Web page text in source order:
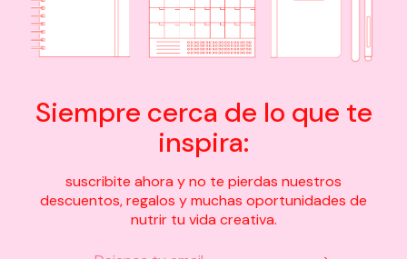
Siempre cerca de lo que te
inspira:
suscribite ahora y no te pierdas nuestros
descuentos, regalos y muchas oportunidades de
nutrir tu vida creativa.